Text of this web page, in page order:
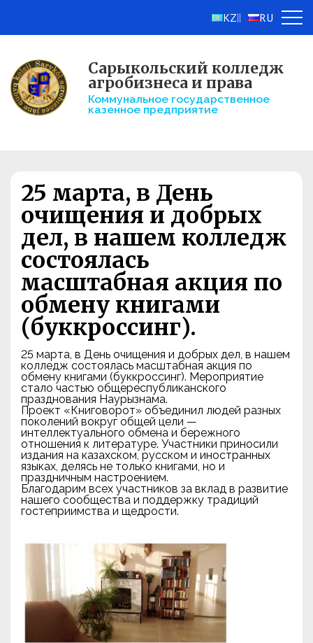
KZ RU
Сарыкольский колледж
агробизнеса и права
Коммунальное государственное
казенное предприятие
25 марта, в День
очищения и добрых
дел, в нашем колледж
состоялась
масштабная акция по
обмену книгами
(буккроссинг).
25 марта, в День очищения и добрых дел, в нашем
колледж состоялась масштабная акция по
обмену книгами (буккроссинг). Мероприятие
стало частью общереспубликанского
празднования Наурызнама.
Проект «Книговорот» объединил людей разных
поколений вокруг общей цели —
интеллектуального обмена и бережного
отношения к литературе. Участники приносили
издания на казахском, русском и иностранных
языках, делясь не только книгами, но и
праздничным настроением.
Благодарим всех участников за вклад в развитие
нашего сообщества и поддержку традиций
гостеприимства и щедрости.